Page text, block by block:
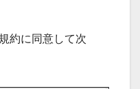
約に同意して次